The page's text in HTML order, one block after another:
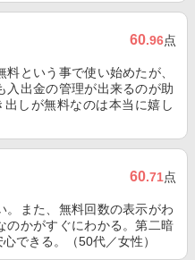
60.96点
という事で使い始めたが、
入出金の管理が出来るのが助
しが無料なのは本当に嬉し
60.71点
。また、無料回数の表示がわ
のかがすぐにわかる。第二暗
できる。（50代／女性）